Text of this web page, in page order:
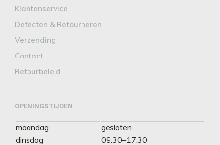
Klantenservice
Defecten & Retourneren
Verzending
Contact
Retourbeleid
OPENINGSTIJDEN
maandag
gesloten
dinsdag
09:30–17:30